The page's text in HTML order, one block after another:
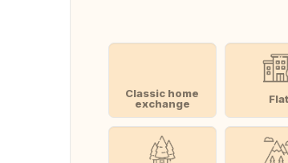
Classic home
exchange
Flat